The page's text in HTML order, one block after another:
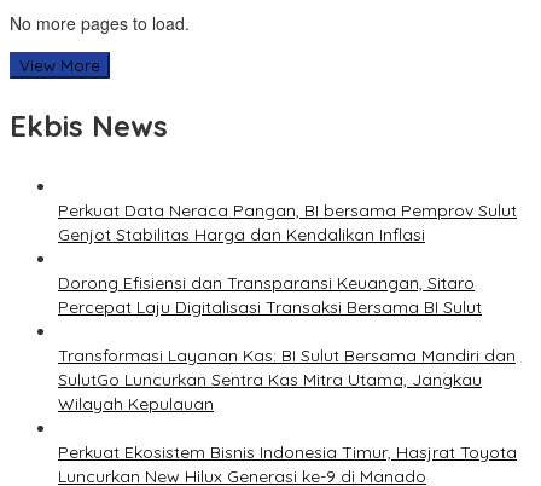
No more pages to load.
View More
Ekbis News
Perkuat Data Neraca Pangan, BI bersama Pemprov Sulut
Genjot Stabilitas Harga dan Kendalikan Inflasi
Dorong Efisiensi dan Transparansi Keuangan, Sitaro
Percepat Laju Digitalisasi Transaksi Bersama BI Sulut
Transformasi Layanan Kas: BI Sulut Bersama Mandiri dan
SulutGo Luncurkan Sentra Kas Mitra Utama, Jangkau
Wilayah Kepulauan
Perkuat Ekosistem Bisnis Indonesia Timur, Hasjrat Toyota
Luncurkan New Hilux Generasi ke-9 di Manado